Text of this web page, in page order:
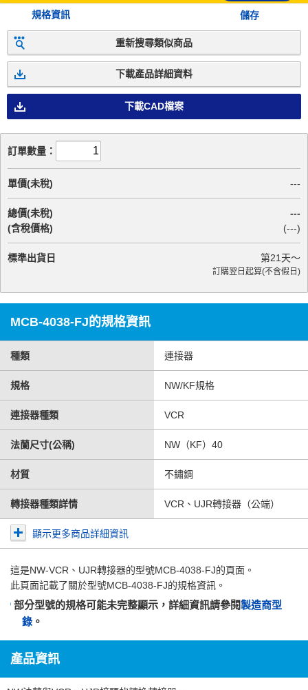
規格資訊 儲存
重新搜尋類似商品
下載產品詳細資料
下載CAD檔案
訂單數量：
單價(未稅) ---
總價(未稅)
(含稅價格)
---
(---)
標準出貨日 第21 天～
訂購翌日起算(不含假日)
MCB-4038-FJ的規格資訊
種類 連接器
規格 NW/KF規格
連接器種類 VCR
法蘭尺寸(公稱) NW（KF）40
材質 不鏽鋼
轉接器種類詳情 VCR、UJR轉接器（公端）
顯示更多商品詳細資訊
這是NW-VCR、UJR轉接器的型號MCB-4038-FJ的頁面。
此頁面記載了關於型號MCB-4038-FJ的規格資訊。
部分型號的規格可能未完整顯示，詳細資訊請參閱製造商型
錄 。
產品資訊